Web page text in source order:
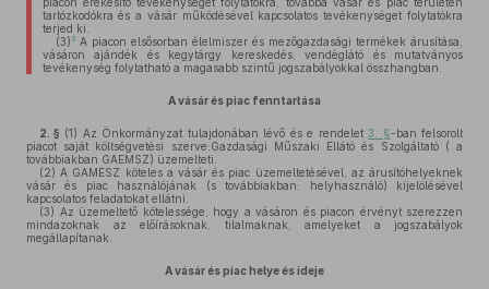
tartózkodókra és a vásár működésével kapcsolatos tevékenységet folytatókra
terjed ki.
(3) 3A piacon elsősorban élelmiszer és mezőgazdasági termékek árusítása,
vásáron ajándék és kegytárgy kereskedés, vendéglátó és mutatványos
tevékenység folytatható a magasabb szintű jogszabályokkal összhangban.
A vásár és piac fenntartása
2. § (1) Az Önkormányzat tulajdonában lévő és e rendelet3. §-ban felsorolt
piacot saját költségvetési szerve:Gazdasági Műszaki Ellátó és Szolgáltató ( a
továbbiakban GAEMSZ) üzemelteti.
(2) A GAMESZ köteles a vásár és piac üzemeltetésével, az árusítóhelyeknek
vásár és piac használójának (s továbbiakban: helyhasználó) kijelölésével
kapcsolatos feladatokat ellátni.
(3) Az üzemeltető kötelessége, hogy a vásáron és piacon érvényt szerezzen
mindazoknak az előírásoknak, tilalmaknak, amelyeket a jogszabályok
megállapítanak.
A vásár és piac helye és ideje